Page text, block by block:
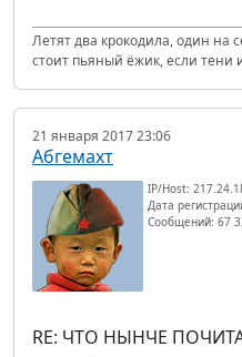
Летят два крокодила, один на
стоит пьяный ёжик, если тени
21 января 2017 23:06
Абгемахт
IP/Host:
Дата
Сообщений: 67
RE: ЧТО НЫНЧЕ